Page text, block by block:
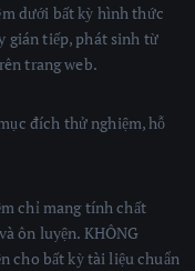
dưới bất kỳ hình thức
gián tiếp, phát sinh từ
trang web.
đích thử nghiệm, hỗ
chỉ mang tính chất
ôn luyện. KHÔNG
cho bất kỳ tài liệu chuẩn